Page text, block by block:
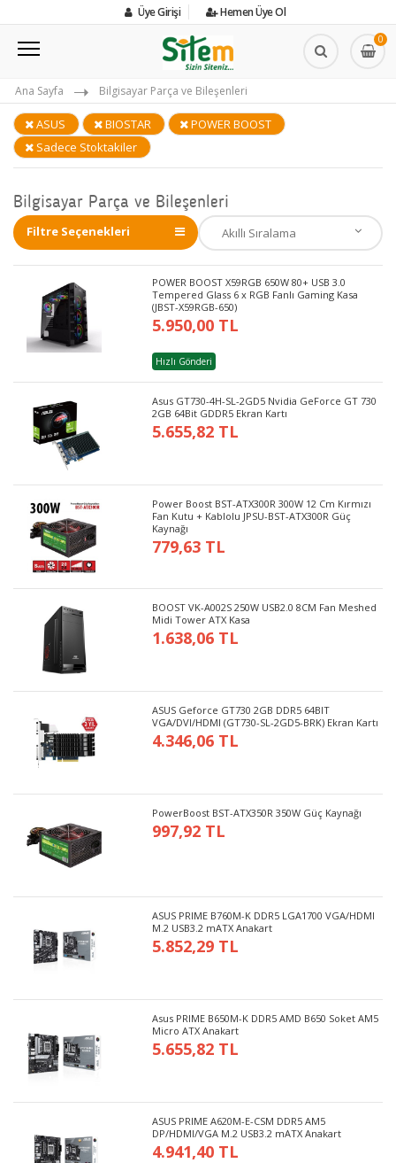
Üye Girişi Hemen Üye Ol
0
Ana Sayfa Bilgisayar Parça ve Bileşenleri
ASUS BIOSTAR
POWER BOOST
Sadece Stoktakiler
Bilgisayar Parça ve Bileşenleri
Filtre Seçenekleri
POWER BOOST X59RGB 650W 80+ USB 3.0
Tempered Glass 6 x RGB Fanlı Gaming Kasa
(JBST-X59RGB-650)
5.950,00 TL
Hızlı Gönderi
Asus GT730-4H-SL-2GD5 Nvidia GeForce GT 730
2GB 64Bit GDDR5 Ekran Kartı
5.655,82 TL
Power Boost BST-ATX300R 300W 12 Cm Kırmızı
Fan Kutu + Kablolu JPSU-BST-ATX300R Güç
Kaynağı
779,63 TL
BOOST VK-A002S 250W USB2.0 8CM Fan Meshed
Midi Tower ATX Kasa
1.638,06 TL
ASUS Geforce GT730 2GB DDR5 64BIT
VGA/DVI/HDMI (GT730-SL-2GD5-BRK) Ekran Kartı
4.346,06 TL
PowerBoost BST-ATX350R 350W Güç Kaynağı
997,92 TL
ASUS PRIME B760M-K DDR5 LGA1700 VGA/HDMI
M.2 USB3.2 mATX Anakart
5.852,29 TL
Asus PRIME B650M-K DDR5 AMD B650 Soket AM5
Micro ATX Anakart
5.655,82 TL
ASUS PRIME A620M-E-CSM DDR5 AM5
DP/HDMI/VGA M.2 USB3.2 mATX Anakart
4.941,40 TL